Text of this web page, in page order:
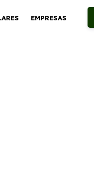
EMPRESAS